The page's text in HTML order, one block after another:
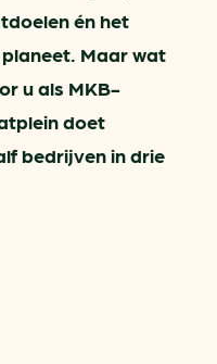
én het
Maar wat
u als MKB-
doet
bedrijven in drie